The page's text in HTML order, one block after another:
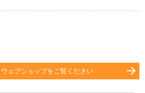
ウェブショップをご覧ください